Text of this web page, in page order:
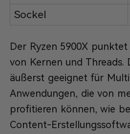
Sockel
Der Ryzen 5900X
von Kernen und Threads.
äußerst geeignet für
Anwendungen, die von
profitieren können, wie
Content-